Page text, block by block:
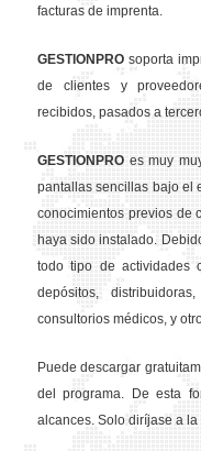
facturas de imprenta.
GESTION PRO soporta
de clientes y
recibidos, pasados a
GESTION PRO es muy
pantallas sencillas bajo el
conocimientos previos de
haya sido instalado.
todo tipo de actividades
depósitos,
consultorios médicos, y
Puede descargar
del programa. De esta
alcances. Solo diríjase a la